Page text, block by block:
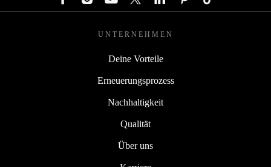
UNTERNEHMEN
Deine Vorteile
Erneuerungsprozess
Nachhaltigkeit
Qualität
Über uns